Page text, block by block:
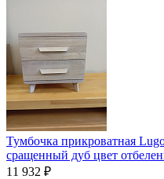
Тумбочка прикроватная
сращенный дуб цвет
11 932 ₽